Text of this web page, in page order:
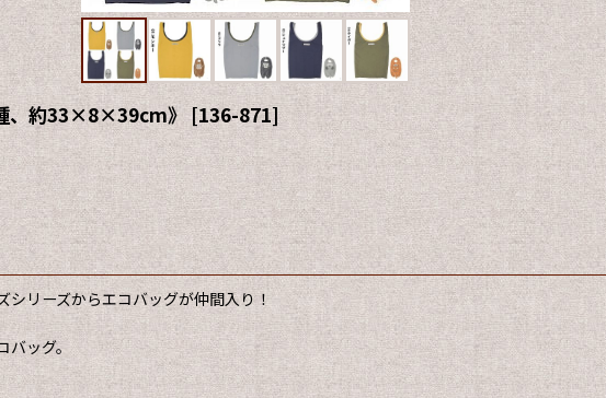
、約33×8×39cm》 [136-871]
リーズからエコバッグが仲間入り！
バッグ。